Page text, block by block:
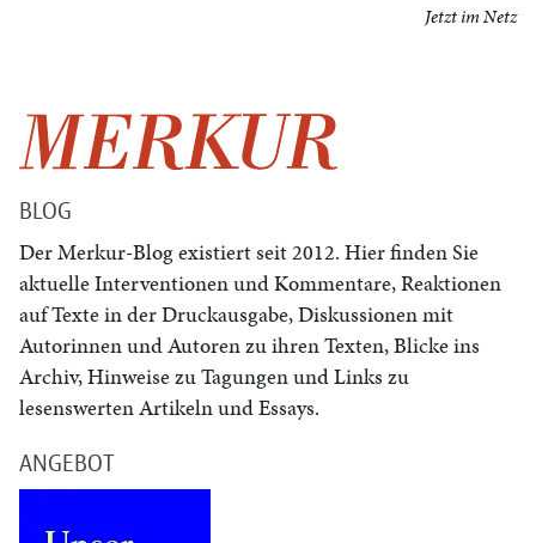
Jetzt im Netz
BLOG
Der Merkur-Blog existiert seit 2012. Hier finden Sie
aktuelle Interventionen und Kommentare, Reaktionen
auf Texte in der Druckausgabe, Diskussionen mit
Autorinnen und Autoren zu ihren Texten, Blicke ins
Archiv, Hinweise zu Tagungen und Links zu
lesenswerten Artikeln und Essays.
ANGEBOT